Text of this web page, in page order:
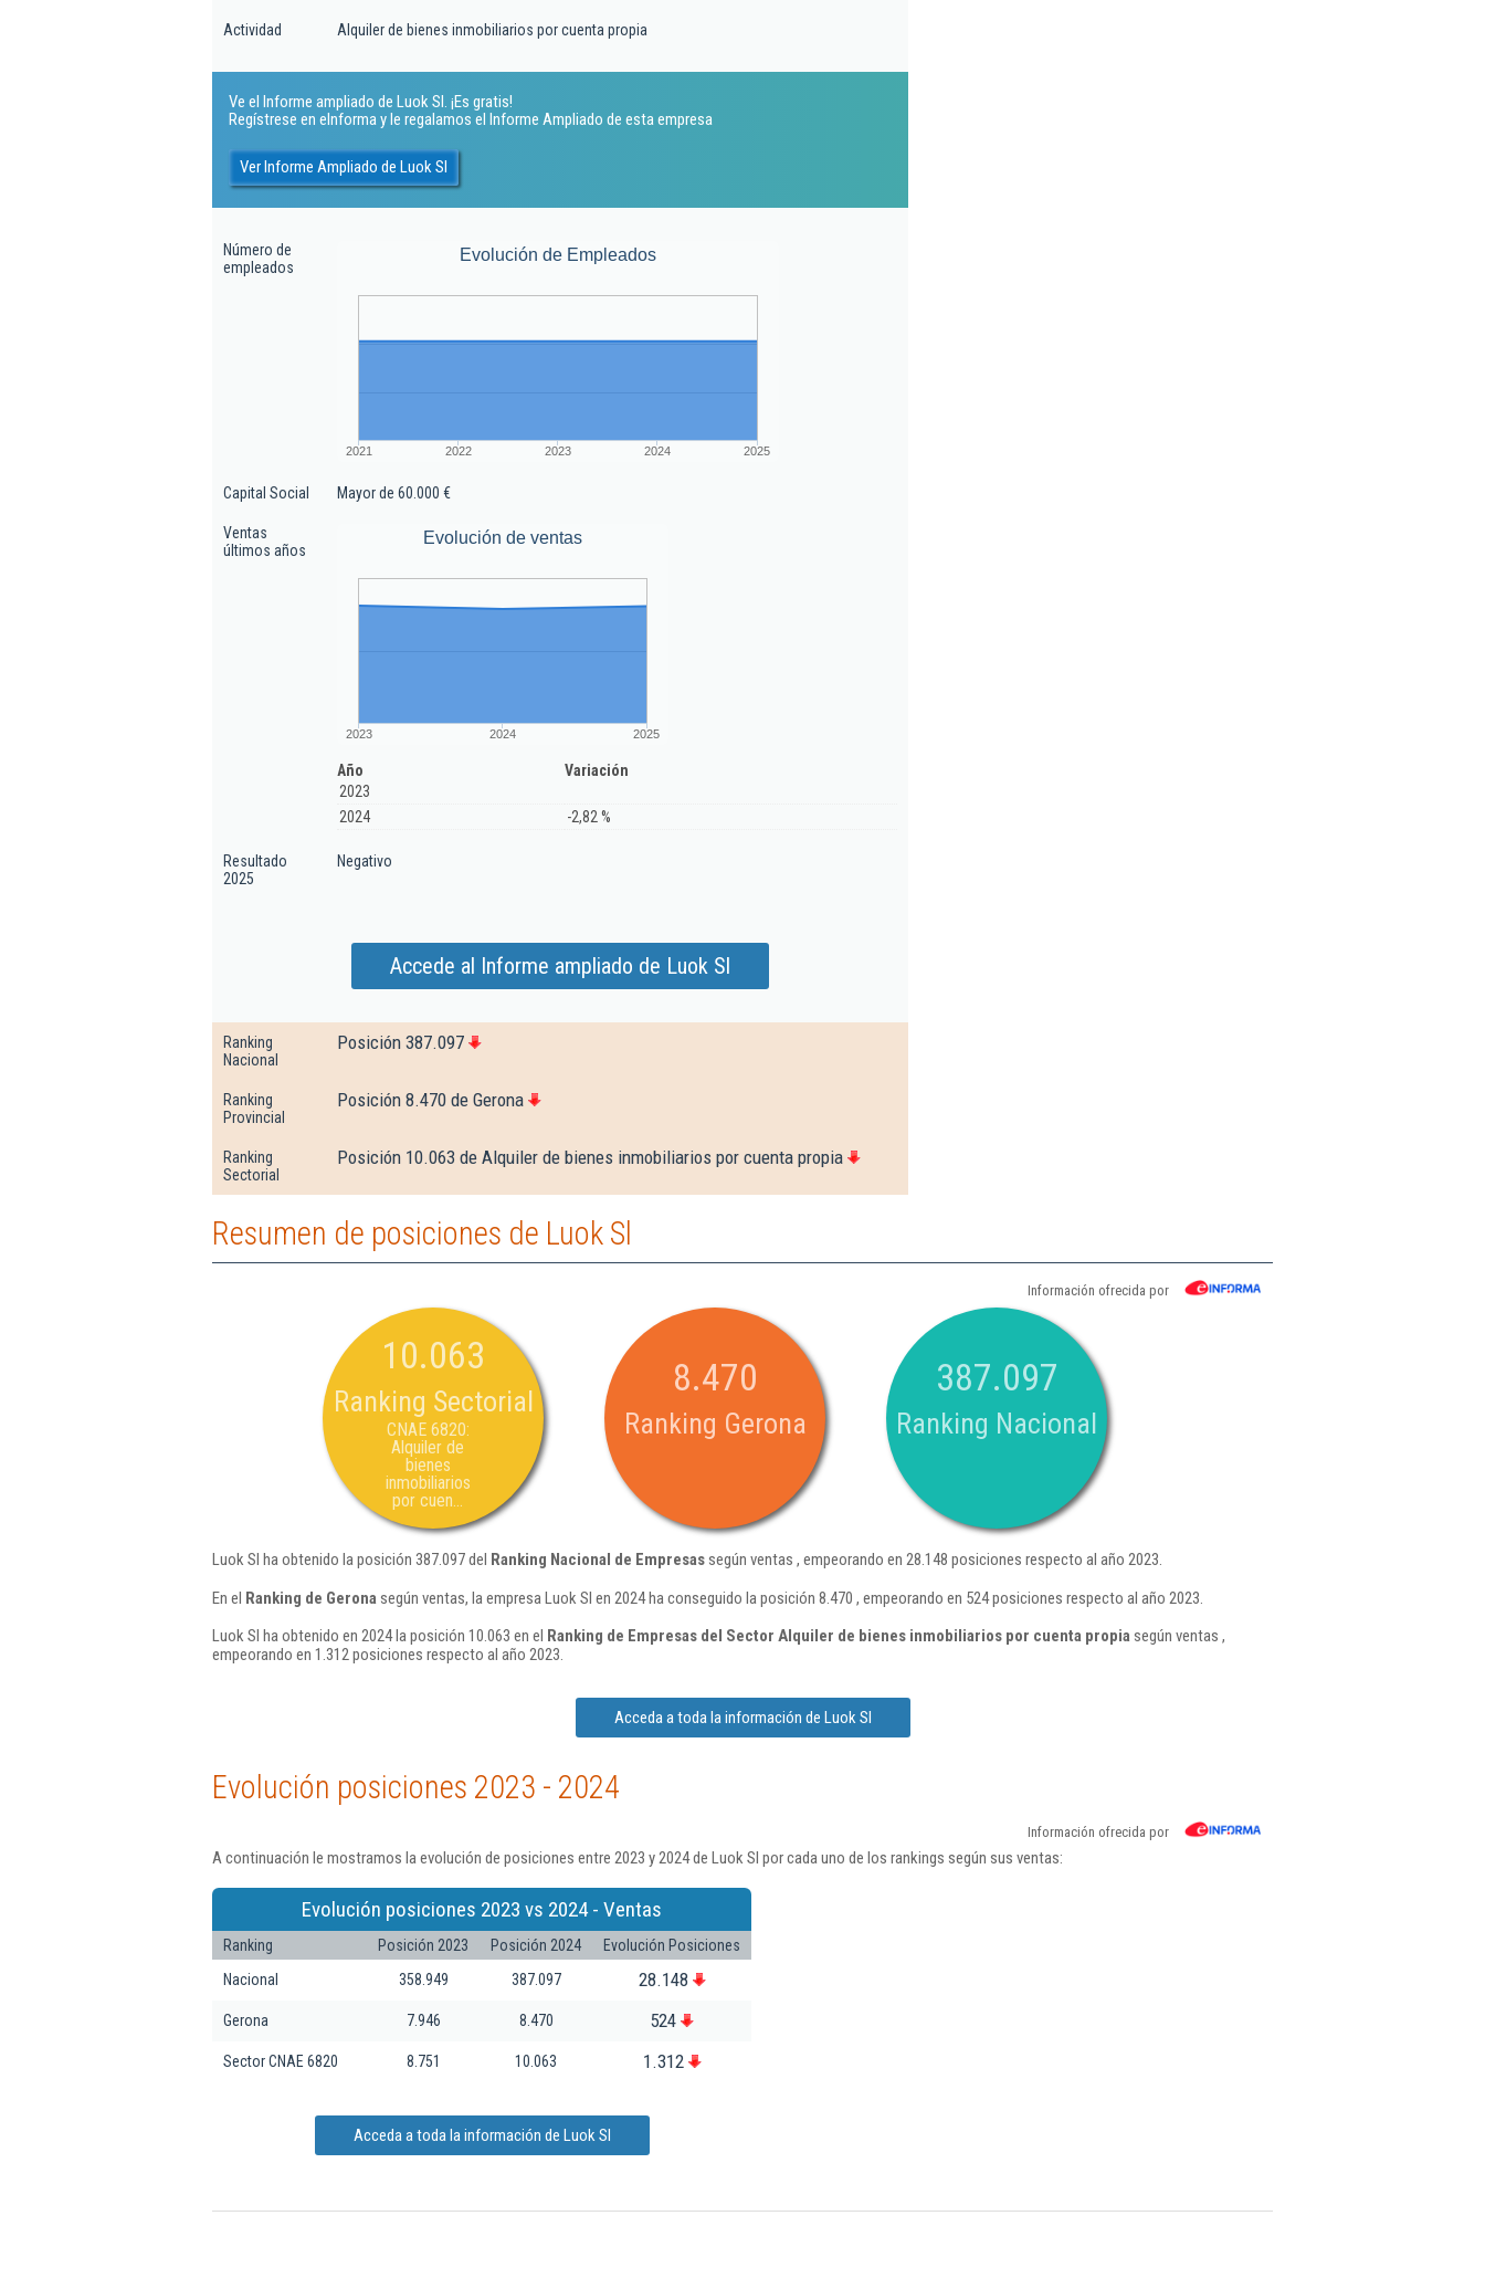
Actividad Alquiler de bienes inmobiliarios por cuenta propia
Ve el Informe ampliado de Luok Sl. ¡Es gratis!
Regístrese en eInforma y le regalamos el Informe Ampliado de esta empresa
Ver Informe Ampliado de Luok Sl
Número de
empleados
Evolución de Empleados
2021 2022 2023 2024 2025
Capital Social Mayor de 60.000 €
Ventas
últimos años
Evolución de ventas
2023 2024 2025
Año
Variación
2023
2024
-2,82 %
Resultado
2025
Negativo
Accede al Informe ampliado de Luok Sl
Ranking
Nacional
Posición 387.097
Ranking
Provincial
Posición 8.470 de Gerona
Ranking
Sectorial
Posición 10.063 de Alquiler de bienes inmobiliarios por cuenta propia
Resumen de posiciones de Luok Sl
Información ofrecida por
10.063
Ranking Sectorial
CNAE 6820:
Alquiler de
bienes
inmobiliarios
por cuen...
8.470
Ranking Gerona
387.097
Ranking Nacional
Luok Sl ha obtenido la posición 387.097 del Ranking Nacional de Empresassegún ventas , empeorando en 28.148 posiciones respecto al año 2023.
En el Ranking de Gerona según ventas, la empresa Luok Sl en 2024 ha conseguido la posición 8.470 , empeorando en 524 posiciones respecto al año 2023.
Luok Sl ha obtenido en 2024 la posición 10.063 en el Ranking de Empresas del Sector Alquiler de bienes inmobiliarios por cuenta propiasegún ventas ,
empeorando en 1.312 posiciones respecto al año 2023.
Acceda a toda la información de Luok Sl
Evolución posiciones 2023 - 2024
Información ofrecida por
A continuación le mostramos la evolución de posiciones entre 2023 y 2024 de Luok Sl por cada uno de los rankings según sus ventas:
Evolución posiciones 2023 vs 2024 - Ventas
Ranking Posición 2023 Posición 2024
Evolución Posiciones
Nacional
358.949 387.097 28.148
Gerona 7.946 8.470 524
Sector CNAE 6820 8.751 10.063 1.312
Acceda a toda la información de Luok Sl